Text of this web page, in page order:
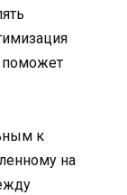
поможет
к
на